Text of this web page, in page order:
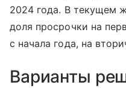
2024 года. В текущем
доля просрочки на
с начала года, на
Варианты